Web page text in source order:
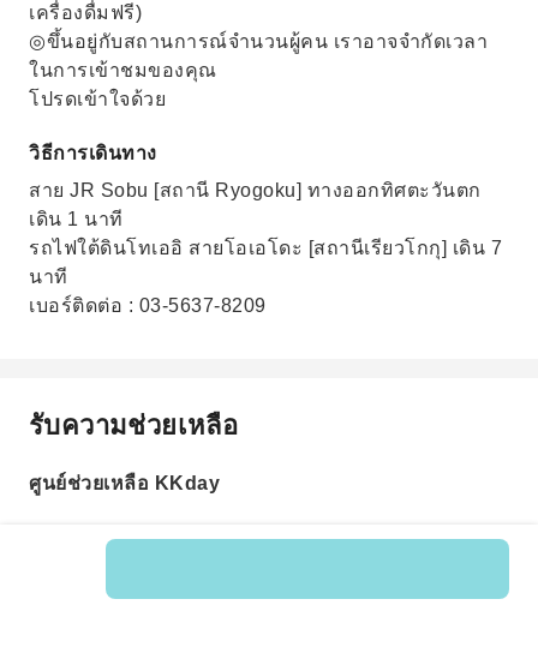
เครื่องดื่มฟรี)
◎ขึ้นอยู่กับสถานการณ์จำนวนผู้คน เราอาจจำกัดเวลา
ในการเข้าชมของคุณ
โปรดเข้าใจด้วย
วิธีการเดินทาง
สาย JR Sobu [สถานี Ryogoku] ทางออกทิศตะวันตก
เดิน 1 นาที
รถไฟใต้ดินโทเออิ สายโอเอโดะ [สถานีเรียวโกกุ] เดิน 7
นาที
เบอร์ติดต่อ : 03-5637-8209
รับความช่วยเหลือ
ศูนย์ช่วยเหลือ KKday
รหัสสินค้า: 202390